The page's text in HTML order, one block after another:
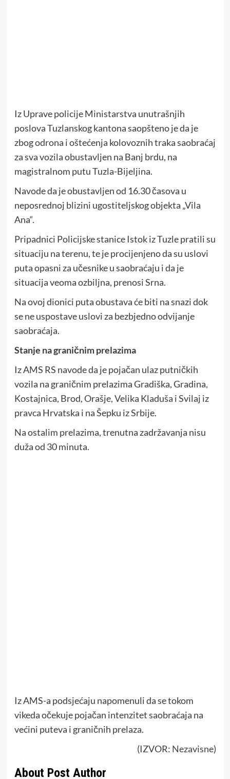
Iz Uprave policije Ministarstva unutrašnjih
poslova Tuzlanskog kantona saopšteno je da je
zbog odrona i oštećenja kolovoznih traka saobraćaj
za sva vozila obustavljen na Banj brdu, na
magistralnom putu Tuzla-Bijeljina.
Navode da je obustavljen od 16.30 časova u
neposrednoj blizini ugostiteljskog objekta „Vila
Ana“.
Pripadnici Policijske stanice Istok iz Tuzle pratili su
situaciju na terenu, te je procijenjeno da su uslovi
puta opasni za učesnike u saobraćaju i da je
situacija veoma ozbiljna, prenosi Srna.
Na ovoj dionici puta obustava će biti na snazi dok
se ne uspostave uslovi za bezbjedno odvijanje
saobraćaja.
Stanje na graničnim prelazima
Iz AMS RS navode da je pojačan ulaz putničkih
vozila na graničnim prelazima Gradiška, Gradina,
Kostajnica, Brod, Orašje, Velika Kladuša i Svilaj iz
pravca Hrvatska i na Šepku iz Srbije.
Na ostalim prelazima, trenutna zadržavanja nisu
duža od 30 minuta.
Iz AMS-a podsjećaju napomenuli da se tokom
vikeda očekuje pojačan intenzitet saobraćaja na
većini puteva i graničnih prelaza.
(IZVOR: Nezavisne)
About Post Author